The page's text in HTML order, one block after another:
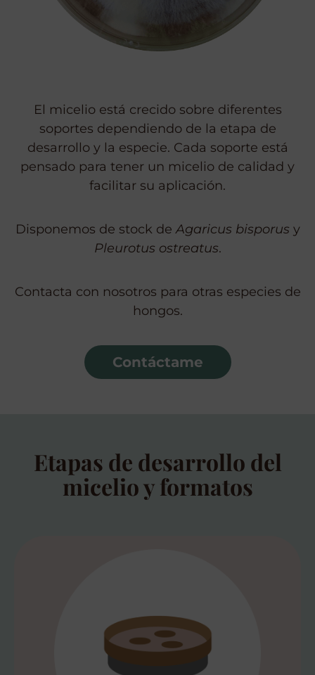
El micelio está crecido sobre diferentes
soportes dependiendo de la etapa de
desarrollo y la especie. Cada soporte está
pensado para tener un micelio de calidad y
facilitar su aplicación.
Disponemos de stock deAgaricus bisporus y
Pleurotus ostreatus.
Contacta con nosotros para otras especies de
hongos.
Contáctame
Etapas de desarrollo del
micelio y formatos